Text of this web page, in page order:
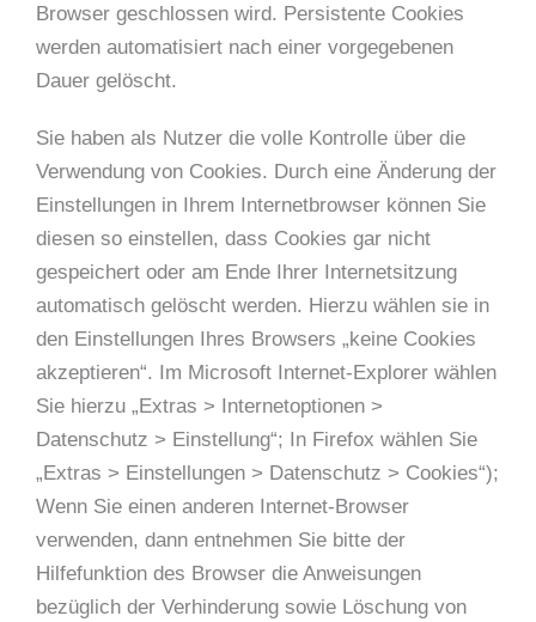
Browser geschlossen wird. Persistente Cookies
werden automatisiert nach einer vorgegebenen
Dauer gelöscht.
Sie haben als Nutzer die volle Kontrolle über die
Verwendung von Cookies. Durch eine Änderung der
Einstellungen in Ihrem Internetbrowser können Sie
diesen so einstellen, dass Cookies gar nicht
gespeichert oder am Ende Ihrer Internetsitzung
automatisch gelöscht werden. Hierzu wählen sie in
den Einstellungen Ihres Browsers „keine Cookies
akzeptieren“. Im Microsoft Internet-Explorer wählen
Sie hierzu „Extras > Internetoptionen >
Datenschutz > Einstellung“; In Firefox wählen Sie
„Extras > Einstellungen > Datenschutz > Cookies“);
Wenn Sie einen anderen Internet-Browser
verwenden, dann entnehmen Sie bitte der
Hilfefunktion des Browser die Anweisungen
bezüglich der Verhinderung sowie Löschung von